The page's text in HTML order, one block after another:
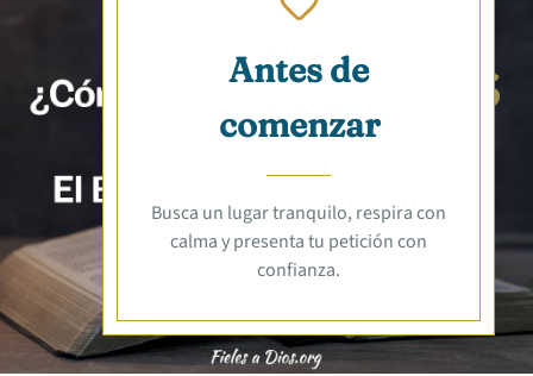
Antes de
comenzar
Busca un lugar tranquilo, respira con
calma y presenta tu petición con
confianza.